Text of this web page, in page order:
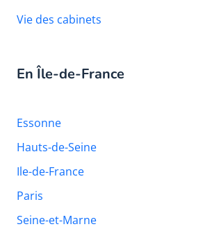
Vie des cabinets
En Île-de-France
Essonne
Hauts-de-Seine
Ile-de-France
Paris
Seine-et-Marne